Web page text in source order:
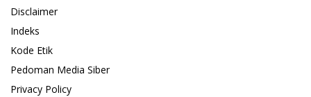
Disclaimer
Indeks
Kode Etik
Pedoman Media Siber
Privacy Policy